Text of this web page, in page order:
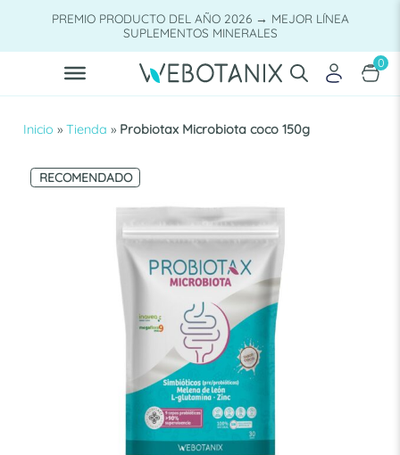
PREMIO PRODUCTO DEL AÑO 2026 → MEJOR LÍNEA
SUPLEMENTOS MINERALES
0
Inicio » Tienda » Probiotax Microbiota coco 150g
RECOMENDADO